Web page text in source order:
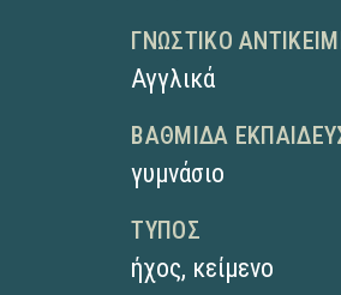
ΓΝΩΣΤΙΚΌ
Αγγλικά
ΒΑΘΜΊΔΑ
γυμνάσιο
ΤΎΠΟΣ
ήχος, κείμενο